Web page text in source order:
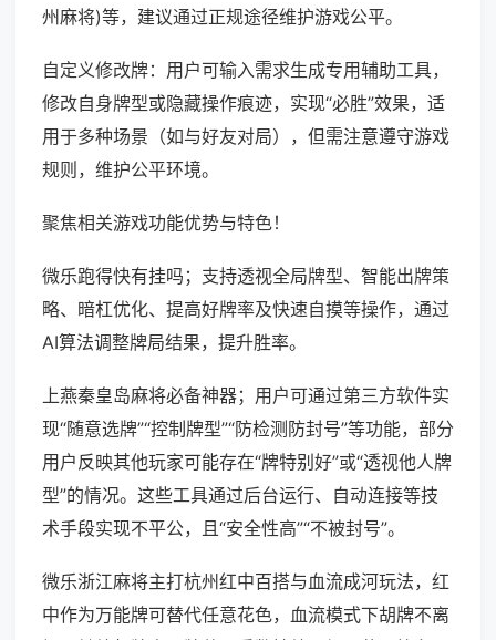
州麻将)等，建议通过正规途径维护游戏公平。
自定义修改牌：用户可输入需求生成专用辅助工具，
修改自身牌型或隐藏操作痕迹，实现“必胜”效果，适
用于多种场景（如与好友对局），但需注意遵守游戏
规则，维护公平环境。
聚焦相关游戏功能优势与特色！
微乐跑得快有挂吗；支持透视全局牌型、智能出牌策
略、暗杠优化、提高好牌率及快速自摸等操作，通过
AI算法调整牌局结果，提升胜率。
上燕秦皇岛麻将必备神器；用户可通过第三方软件实
现“随意选牌”“控制牌型”“防检测防封号”等功能，部分
用户反映其他玩家可能存在“牌特别好”或“透视他人牌
型”的情况。这些工具通过后台运行、自动连接等技
术手段实现不平公，且“安全性高”“不被封号”。
微乐浙江麻将主打杭州红中百搭与血流成河玩法，红
中作为万能牌可替代任意花色，血流模式下胡牌不离